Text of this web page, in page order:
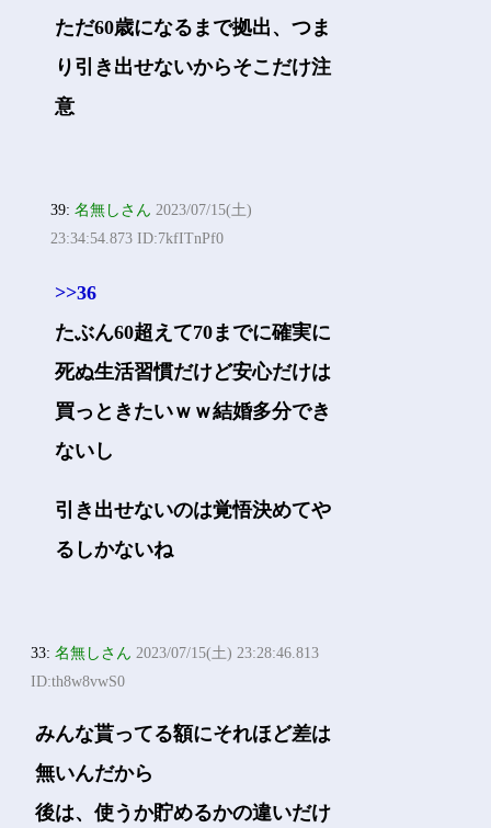
ただ60歳になるまで拠出、つま
り引き出せないからそこだけ注
意
39:名無しさん 2023/07/15(土)
23:34:54.873 ID:7kfITnPf0
>>36
たぶん60超えて70までに確実に
死ぬ生活習慣だけど安心だけは
買っときたいｗｗ結婚多分でき
ないし
引き出せないのは覚悟決めてや
るしかないね
33:名無しさん 2023/07/15(土) 23:28:46.813
ID:th8w8vwS0
みんな貰ってる額にそれほど差は
無いんだから
後は、使うか貯めるかの違いだけ